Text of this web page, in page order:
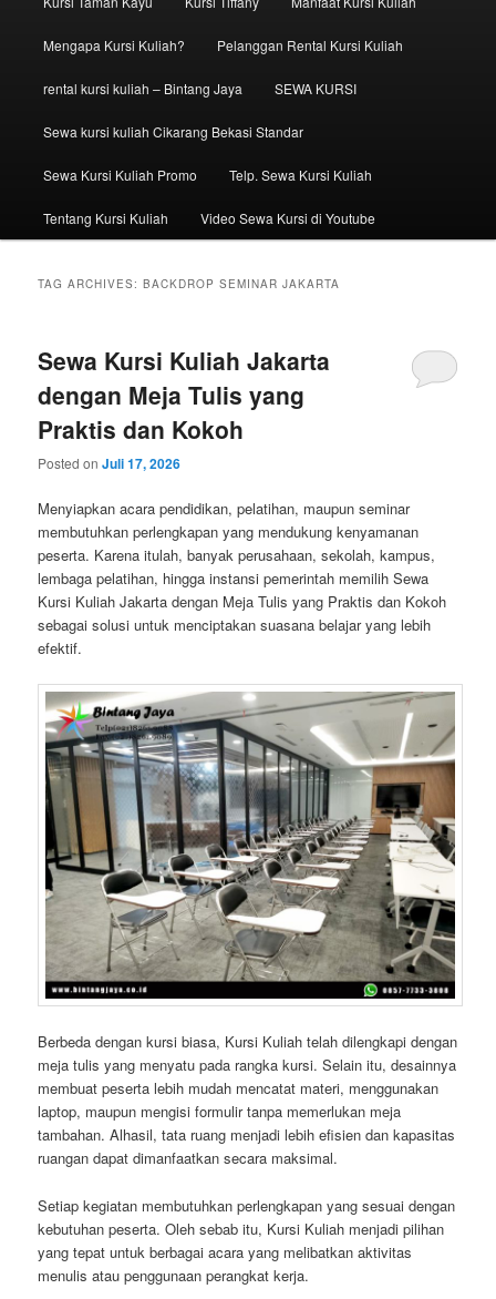
Mengapa Kursi Kuliah? Pelanggan Rental Kursi Kuliah
rental kursi kuliah – Bintang Jaya SEWA KURSI
Sewa kursi kuliah Cikarang Bekasi Standar
Sewa Kursi Kuliah Promo Telp. Sewa Kursi Kuliah
Tentang Kursi Kuliah Video Sewa Kursi di Youtube
TAG ARCHIVES:BACKDROP SEMINAR JAKARTA
Sewa Kursi Kuliah Jakarta
dengan Meja Tulis yang
Praktis dan Kokoh
Posted onJuli 17, 2026
Menyiapkan acara pendidikan, pelatihan, maupun seminar
membutuhkan perlengkapan yang mendukung kenyamanan
peserta. Karena itulah, banyak perusahaan, sekolah, kampus,
lembaga pelatihan, hingga instansi pemerintah memilih Sewa
Kursi Kuliah Jakarta dengan Meja Tulis yang Praktis dan Kokoh
sebagai solusi untuk menciptakan suasana belajar yang lebih
efektif.
Berbeda dengan kursi biasa, Kursi Kuliah telah dilengkapi dengan
meja tulis yang menyatu pada rangka kursi. Selain itu, desainnya
membuat peserta lebih mudah mencatat materi, menggunakan
laptop, maupun mengisi formulir tanpa memerlukan meja
tambahan. Alhasil, tata ruang menjadi lebih efisien dan kapasitas
ruangan dapat dimanfaatkan secara maksimal.
Setiap kegiatan membutuhkan perlengkapan yang sesuai dengan
kebutuhan peserta. Oleh sebab itu, Kursi Kuliah menjadi pilihan
yang tepat untuk berbagai acara yang melibatkan aktivitas
menulis atau penggunaan perangkat kerja.